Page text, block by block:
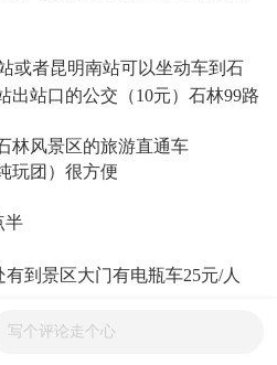
或者昆明南站可以坐动车到石
出站口的公交（10元）石林99路
林风景区的旅游直通车
玩团）很方便
半
有到景区大门有电瓶车25元/人
写个评论走个心